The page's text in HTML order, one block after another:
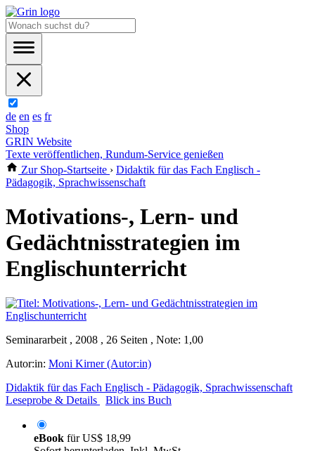
de en es fr
Shop
GRIN Website
Texte veröffentlichen, Rundum-Service genießen
Zur Shop-Startseite › Didaktik für das Fach Englisch -
Pädagogik, Sprachwissenschaft
Motivations-, Lern- und
Gedächtnisstrategien im
Englischunterricht
Seminararbeit , 2008 , 26 Seiten , Note: 1,00
Autor:in: Moni Kirner (Autor:in)
Didaktik für das Fach Englisch - Pädagogik, Sprachwissenschaft
Leseprobe & Details
Blick ins Buch
eBook fürUS$ 18,99